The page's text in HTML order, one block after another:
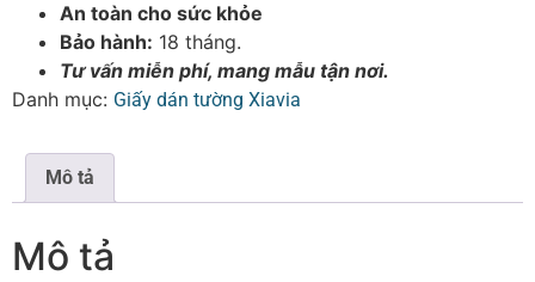
An toàn cho sức khỏe
Bảo hành: 18 tháng.
Tư vấn miễn phí, mang mẫu tận nơi.
Danh mục: Giấy dán tường Xiavia
Mô tả
Mô tả